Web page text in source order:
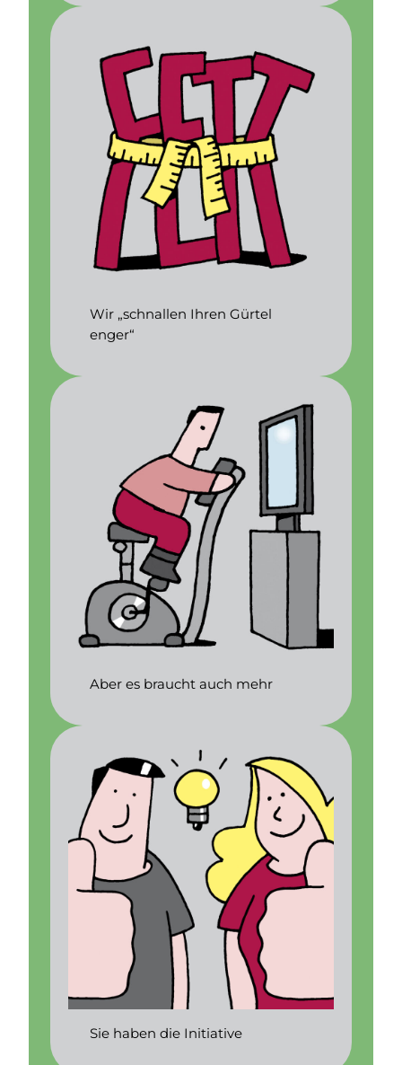
Wir „schnallen Ihren Gürtel
enger“
Aber es braucht auch mehr
Sie haben die Initiative